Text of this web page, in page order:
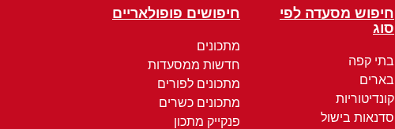
חיפוש מסעדה לפי
סוג
בתי קפה
בארים
קונדיטוריות
סדנאות בישול
חיפושים פופולאריים
מתכונים
חדשות ממסעדות
מתכונים לפורים
מתכונים כשרים
פנקייק מתכון